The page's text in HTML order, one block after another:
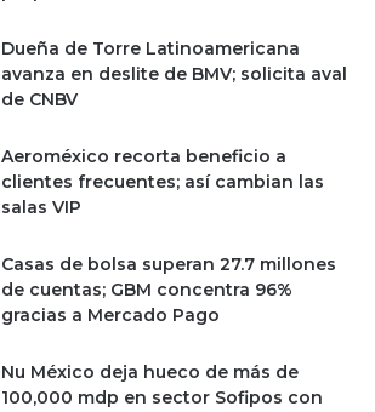
Dueña de Torre Latinoamericana
avanza en deslite de BMV; solicita aval
de CNBV
Aeroméxico recorta beneficio a
clientes frecuentes; así cambian las
salas VIP
Casas de bolsa superan 27.7 millones
de cuentas; GBM concentra 96%
gracias a Mercado Pago
Nu México deja hueco de más de
100,000 mdp en sector Sofipos con